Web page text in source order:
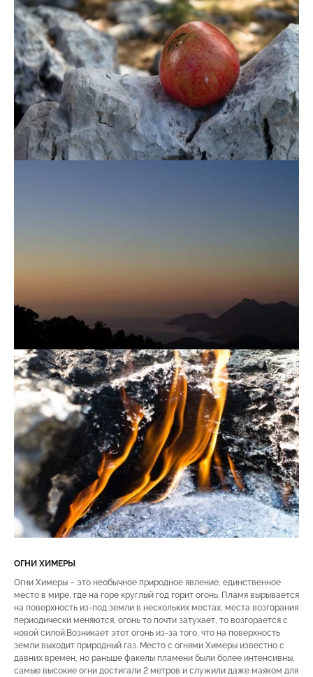
ОГНИ ХИМЕРЫ
Огни Химеры – это необычное природное явление, единственное
место в мире, где на горе круглый год горит огонь. Пламя вырывается
на поверхность из-под земли в нескольких местах, места возгорания
периодически меняются, огонь то почти затухает, то возгорается с
новой силой.Возникает этот огонь из-за того, что на поверхность
земли выходит природный газ. Место с огнями Химеры известно с
давних времен, но раньше факелы пламени были более интенсивны,
самые высокие огни достигали 2 метров и служили даже маяком для